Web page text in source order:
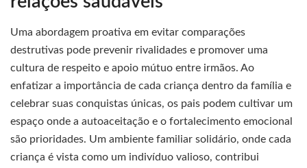
Uma abordagem proativa em evitar comparações
destrutivas pode prevenir rivalidades e promover uma
cultura de respeito e apoio mútuo entre irmãos. Ao
enfatizar a importância de cada criança dentro da família e
celebrar suas conquistas únicas, os pais podem cultivar um
espaço onde a autoaceitação e o fortalecimento emocional
são prioridades. Um ambiente familiar solidário, onde cada
criança é vista como um indivíduo valioso, contribui